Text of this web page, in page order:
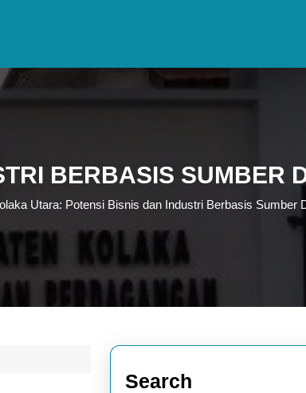
BERBASIS SUMBER
Utara: Potensi Bisnis dan Industri Berbasis Sumber
Search